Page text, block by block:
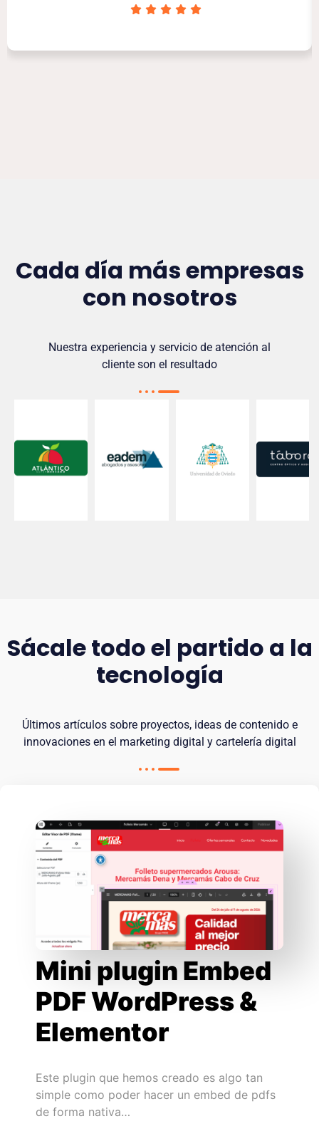
Cada día más empresas
con nosotros
Nuestra experiencia y servicio de atención al
cliente son el resultado
Sácale todo el partido a la
tecnología
Últimos artículos sobre proyectos, ideas de contenido e
innovaciones en el marketing digital y cartelería digital
Mini plugin Embed
PDF WordPress &
Elementor
Este plugin que hemos creado es algo tan
simple como poder hacer un embed de pdfs
de forma nativa…